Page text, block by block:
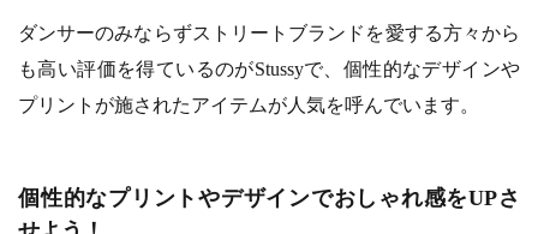
ダンサーのみならずストリートブランドを愛する方々から
も高い評価を得ているのがStussyで、個性的なデザインや
プリントが施されたアイテムが人気を呼んでいます。
個性的なプリントやデザインでおしゃれ感をUPさ